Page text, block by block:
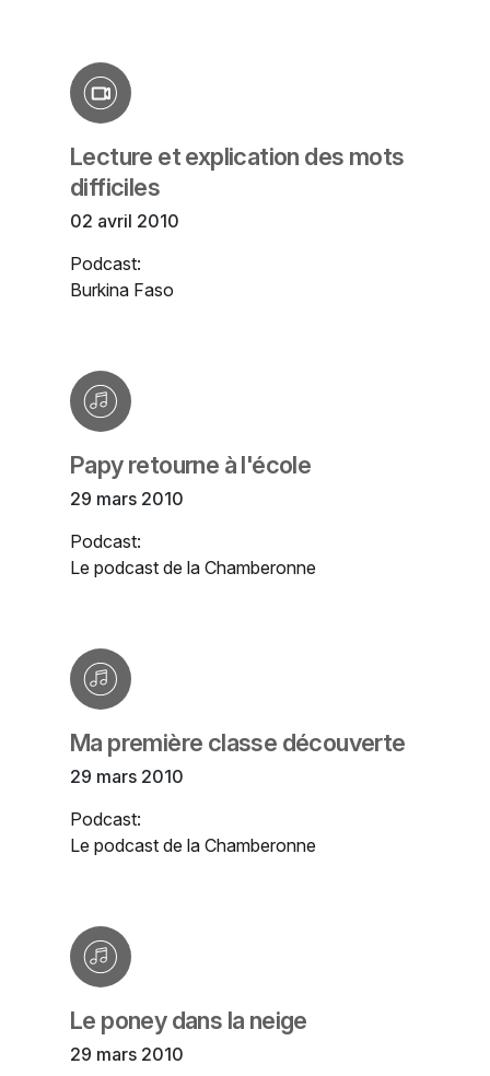
Lecture et explication des mots
difficiles
02 avril 2010
Podcast:
Burkina Faso
Papy retourne à l'école
29 mars 2010
Podcast:
Le podcast de la Chamberonne
Ma première classe découverte
29 mars 2010
Podcast:
Le podcast de la Chamberonne
Le poney dans la neige
29 mars 2010